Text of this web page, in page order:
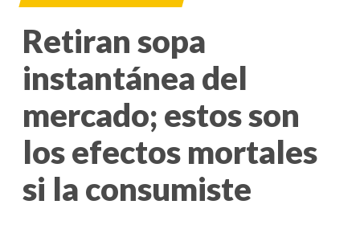
Retiran sopa
instantánea del
mercado; estos son
los efectos mortales
si la consumiste